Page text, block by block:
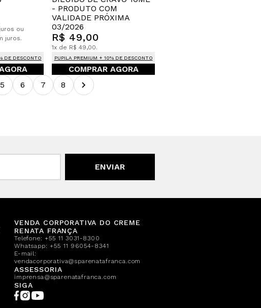
ou
juros.
DE DESCONTO
- PRODUTO COM
VALIDADE PRÓXIMA
03/2026
R$ 49,00
1x de R$ 49,00.
PUPILA PREMIUM + 10% DE DESCONTO
COMPRAR AGORA
5 6 7 8
ENVIAR
VENDA CORPORATIVA DO CREME
RENATA FRANÇA
Telefone:+55 11 3031-8300
Whatsapp:+55 11 96054-8341
E-mail:
vendacorporativa@sparenatafranca.com
ASSESSORIA
imprensa@sparenatafranca.com
SIGA